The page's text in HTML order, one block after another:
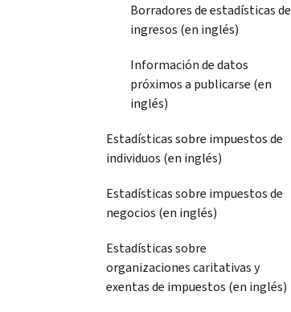
Borradores de estadísticas de
ingresos (en inglés)
Información de datos
próximos a publicarse (en
inglés)
Estadísticas sobre impuestos de
individuos (en inglés)
Estadísticas sobre impuestos de
negocios (en inglés)
Estadísticas sobre
organizaciones caritativas y
exentas de impuestos (en inglés)